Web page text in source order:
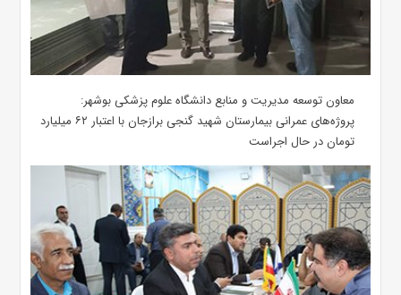
معاون توسعه مدیریت و منابع دانشگاه علوم پزشکی بوشهر:
پروژه‌های عمرانی بیمارستان شهید گنجی برازجان با اعتبار ۶۲ میلیارد
تومان در حال اجراست